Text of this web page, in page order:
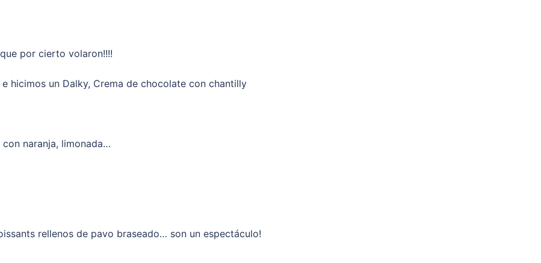
por cierto volaron!!!!
hicimos un Dalky, Crema de chocolate con chantilly
naranja, limonada…
rellenos de pavo braseado… son un espectáculo!